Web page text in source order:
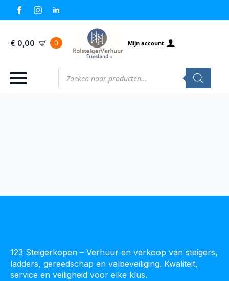
€ 0,00 0 Mijn account
Producten
zoeken
123 Steigerkopen – Verhuur en verkoop van steigers,
ladders, gereedschap en valbeveiliging. Kwaliteit,
service en veiligheid voor elke klus.